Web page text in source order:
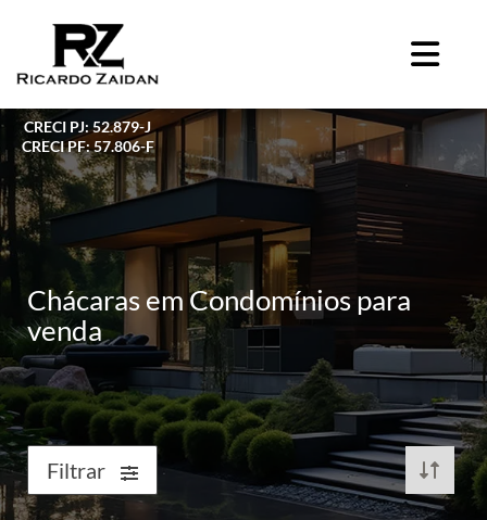
CRECI PJ: 52.879-J
CRECI PF: 57.806-F
Chácaras em Condomínios para
venda
Filtrar